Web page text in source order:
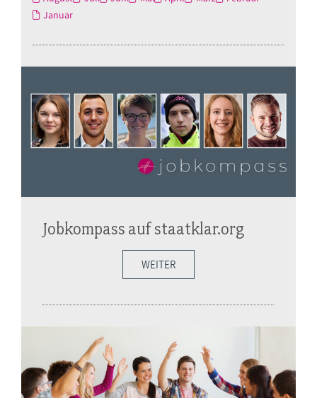
Januar
Jobkompass auf staatklar.org
WEITER